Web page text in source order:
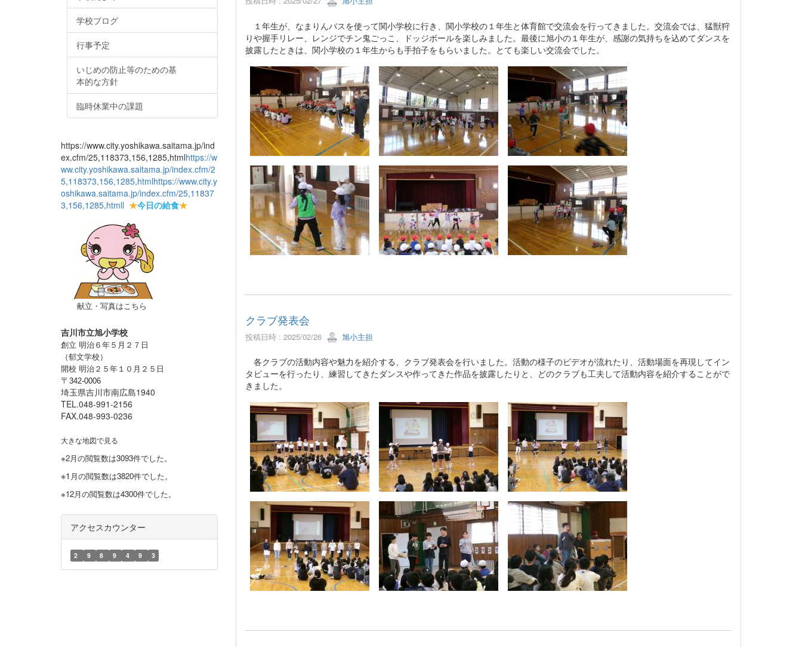
１年生が、なまりんバスを使って関小学校に行き、関小学校の１年生と体育館で交流会を行ってきました。交流会では、猛獣狩
りや握手リレー、レンジでチン鬼ごっこ、ドッジボールを楽しみました。最後に旭小の１年生が、感謝の気持ちを込めてダンスを
披露したときは、関小学校の１年生からも手拍子をもらいました。とても楽しい交流会でした。
クラブ発表会
投稿日時 : 2025/02/26 旭小主担
各クラブの活動内容や魅力を紹介する、クラブ発表会を行いました。活動の様子のビデオが流れたり、活動場面を再現してイン
タビューを行ったり、練習してきたダンスや作ってきた作品を披露したりと、どのクラブも工夫して活動内容を紹介することがで
きました。
学校ブログ
行事予定
いじめの防止等のための基
本的な方針
臨時休業中の課題
https://www.city.yoshikawa.saitama.jp/ind
ex.cfm/25,118373,156,1285,htmlhttps://w
ww.city.yoshikawa.saitama.jp/index.cfm/2
5,118373,156,1285,htmlhttps://www.city.y
oshikawa.saitama.jp/index.cfm/25,11837
3,156,1285,htmll ★今日の給食★
献立・写真はこちら
吉川市立旭小学校
創立 明治６年５月２７日
（郁文学校）
開校 明治２５年１０月２５日
〒 342-0006
埼玉県吉川市南広島1940
TEL.048-991-2156
FAX.048-993-0236
大きな地図で見る
※2月の閲覧数は3093件でした。
※1 月の閲覧数は3820件でした。
※12月の閲覧数は4300件でした。
アクセスカウンター
2 9 8 9 4 9 3